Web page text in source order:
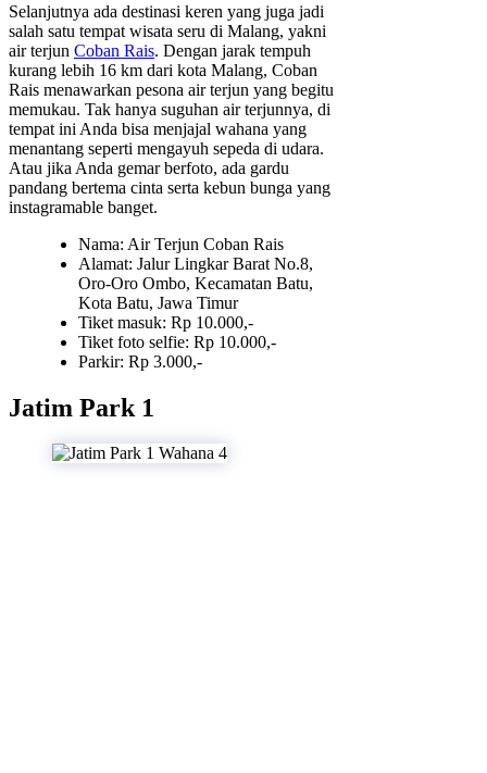
Selanjutnya ada destinasi keren yang juga jadi
salah satu tempat wisata seru di Malang, yakni
air terjun Coban Rais. Dengan jarak tempuh
kurang lebih 16 km dari kota Malang, Coban
Rais menawarkan pesona air terjun yang begitu
memukau. Tak hanya suguhan air terjunnya, di
tempat ini Anda bisa menjajal wahana yang
menantang seperti mengayuh sepeda di udara.
Atau jika Anda gemar berfoto, ada gardu
pandang bertema cinta serta kebun bunga yang
instagramable banget.
Nama: Air Terjun Coban Rais
Alamat: Jalur Lingkar Barat No.8,
Oro-Oro Ombo, Kecamatan Batu,
Kota Batu, Jawa Timur
Tiket masuk: Rp 10.000,-
Tiket foto selfie: Rp 10.000,-
Parkir: Rp 3.000,-
Jatim Park 1